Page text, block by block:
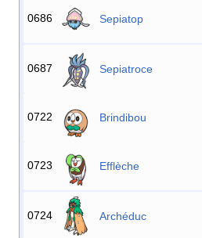
0686 Sepiatop
0687 Sepiatroce
0722 Brindibou
0723 Efflèche
0724 Archéduc